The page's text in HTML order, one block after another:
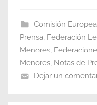
Comisión Europea
Prensa, Federación
Menores,
Menores, Notas de
Dejar un